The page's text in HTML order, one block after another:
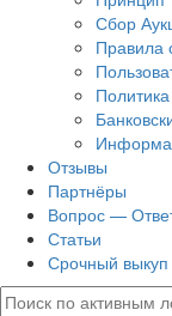
Сбор
Правила
Отзывы
Партнёры
Вопрос —
Статьи
Срочный выкуп